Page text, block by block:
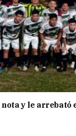
y le arrebató